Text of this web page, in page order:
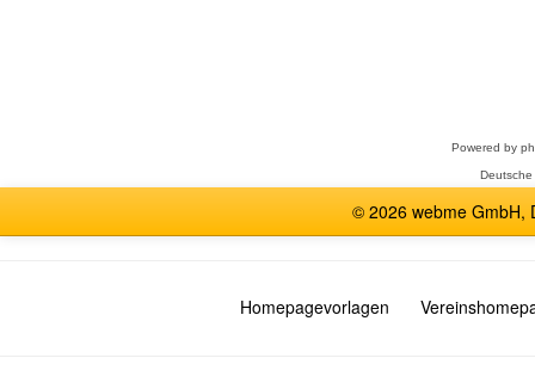
Powered by
© 2026 webme GmbH,
Homepagevorlagen